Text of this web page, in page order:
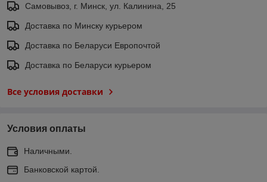
Самовывоз, г. Минск, ул. Калинина, 25
Доставка по Минску курьером
Доставка по Беларуси Европочтой
Доставка по Беларуси курьером
Все условия доставки
Условия оплаты
Наличными.
Банковской картой.